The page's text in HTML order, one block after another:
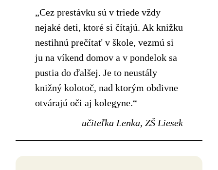
„Cez prestávku sú v triede vždy
nejaké deti, ktoré si čítajú. Ak knižku
nestihnú prečítať v škole, vezmú si
ju na víkend domov a v pondelok sa
pustia do ďalšej. Je to neustály
knižný kolotoč, nad ktorým obdivne
otvárajú oči aj kolegyne.“
učiteľka Lenka, ZŠ Liesek